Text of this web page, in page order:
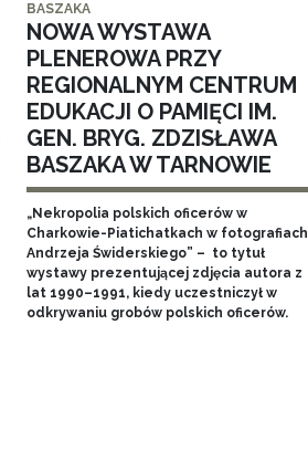
BASZAKA
NOWA WYSTAWA
PLENEROWA PRZY
REGIONALNYM CENTRUM
EDUKACJI O PAMIĘCI IM.
GEN. BRYG. ZDZISŁAWA
BASZAKA W TARNOWIE
„Nekropolia polskich oficerów w
Charkowie-Piatichatkach w fotografiach
Andrzeja Świderskiego” – to tytuł
wystawy prezentującej zdjęcia autora z
lat 1990–1991, kiedy uczestniczył w
odkrywaniu grobów polskich oficerów.